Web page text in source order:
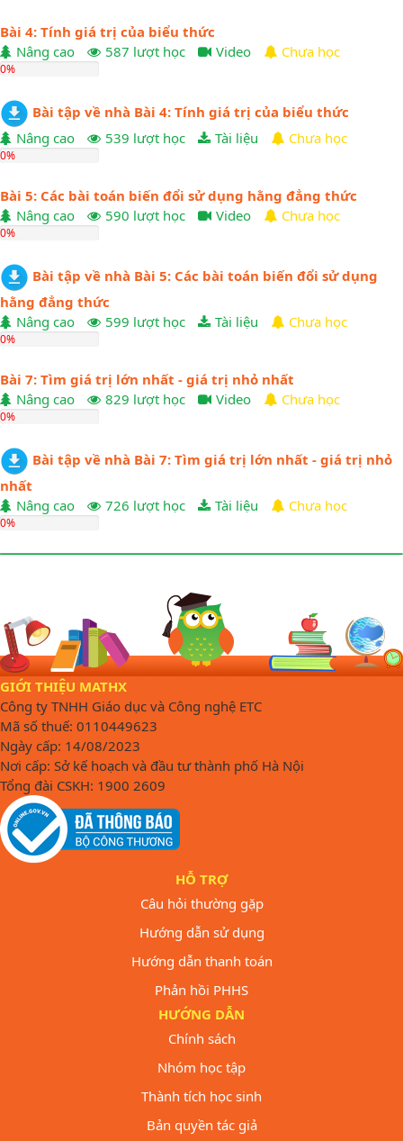
Bài 4: Tính giá trị của biểu thức
Nâng cao
587 lượt học Video Chưa học
0%
Bài tập về nhà Bài 4: Tính giá trị của biểu thức
Nâng cao
539 lượt học Tài liệu Chưa học
0%
Bài 5: Các bài toán biến đổi sử dụng hằng đẳng thức
Nâng cao
590 lượt học Video Chưa học
0%
Bài tập về nhà Bài 5: Các bài toán biến đổi sử dụng
hằng đẳng thức
Nâng cao
599 lượt học Tài liệu Chưa học
0%
Bài 7: Tìm giá trị lớn nhất - giá trị nhỏ nhất
Nâng cao
829 lượt học Video Chưa học
0%
Bài tập về nhà Bài 7: Tìm giá trị lớn nhất - giá trị nhỏ
nhất
Nâng cao
726 lượt học Tài liệu Chưa học
0%
GIỚI THIỆU MATHX
Công ty TNHH Giáo dục và Công nghệ ETC
Mã số thuế: 0110449623
Ngày cấp: 14/08/2023
Nơi cấp: Sở kế hoạch và đầu tư thành phố Hà Nội
Tổng đài CSKH: 1900 2609
HỖ TRỢ
Câu hỏi thường gặp
Hướng dẫn sử dụng
Hướng dẫn thanh toán
Phản hồi PHHS
HƯỚNG DẪN
Chính sách
Nhóm học tập
Thành tích học sinh
Bản quyền tác giả